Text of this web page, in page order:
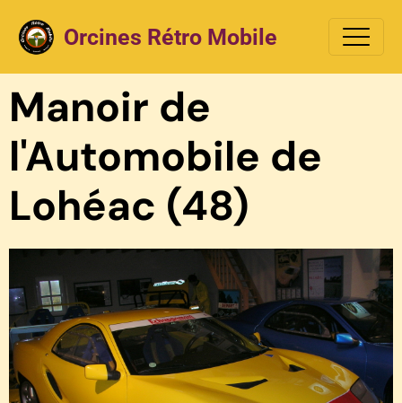
Orcines Rétro Mobile
Manoir de
l'Automobile de
Lohéac (48)